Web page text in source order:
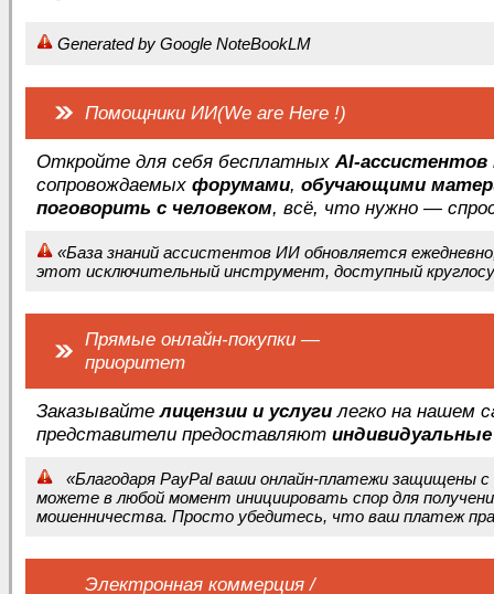
Generated by Google NoteBookLM
Помощники ИИ(We are Here !)
Откройте для себя бесплатныхAI-ассистентов
сопровождаемых форумами, обучающими
поговорить с человеком, всё, что нужно —
«База знаний ассистентов ИИ обновляется
этот исключительный инструмент, доступный
Прямые онлайн-покупки —
приоритет
Заказывайтелицензии и услуги легко на нашем
представители предоставляют
«Благодаря PayPal ваши онлайн-платежи защищены
можете в любой момент инициировать спор для
мошенничества. Просто убедитесь, что ваш платеж
Электронная коммерция /